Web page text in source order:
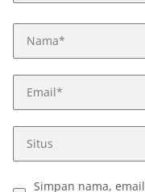
Simpan nama,